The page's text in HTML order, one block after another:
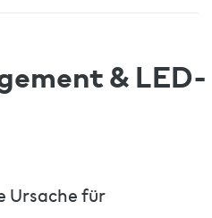
& LED-
Ursache für